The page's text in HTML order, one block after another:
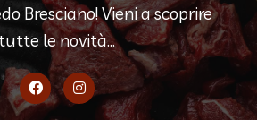
Bresciano! Vieni a scoprire
tutte le novità...